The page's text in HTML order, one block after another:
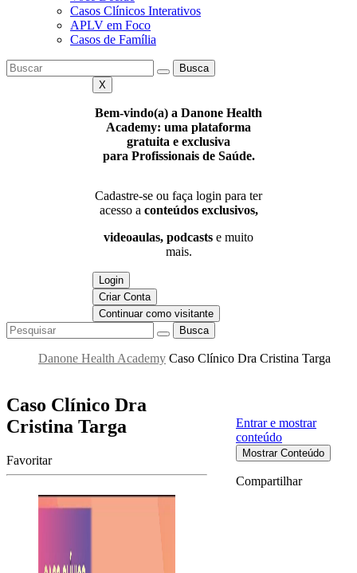
Casos Clínicos Interativos
APLV em Foco
Casos de Família
Busca
X
Bem-vindo(a) a Danone Health
Academy: uma plataforma
gratuita e exclusiva
para Profissionais de Saúde.
Cadastre-se ou faça login para ter
acesso a conteúdos exclusivos,
videoaulas, podcasts e muito
mais.
Login
Criar Conta
Continuar como visitante
Busca
Danone Health Academy Caso Clínico Dra Cristina Targa
Caso Clínico Dra
Cristina Targa
Favoritar
Entrar e mostrar
conteúdo
Mostrar Conteúdo
Compartilhar